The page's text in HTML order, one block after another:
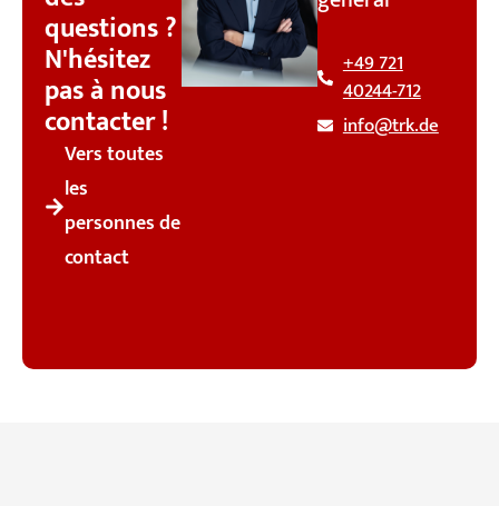
questions ?
N'hésitez
pas à nous
contacter !
Vers toutes
les
personnes de
contact
+49 721
40244-712
info@trk.de